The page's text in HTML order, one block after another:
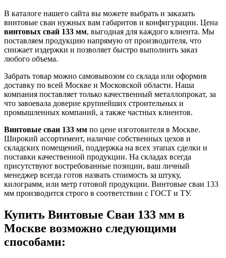
В каталоге нашего сайта вы можете выбрать и заказать
винтовые сваи нужных вам габаритов и конфигурации. Цена
винтовых свай 133 мм, выгодная для каждого клиента. Мы
поставляем продукцию напрямую от производителя, что
снижает издержки и позволяет быстро выполнить заказ
любого объема.
Забрать товар можно самовывозом со склада или оформив
доставку по всей Москве и Московской области. Наша
компания поставляет только качественный металлопрокат, за
что завоевала доверие крупнейших строительных и
промышленных компаний, а также частных клиентов.
Винтовые сваи 133 мм по цене изготовителя в Москве.
Широкий ассортимент, наличие собственных цехов и
складских помещений, поддержка на всех этапах сделки и
поставки качественной продукции. На складах всегда
присутствуют востребованные позиции, ваш личный
менеджер всегда готов назвать стоимость за штуку,
килограмм, или метр готовой продукции. Винтовые сваи 133
мм производится строго в соответствии с ГОСТ и ТУ.
Купить Винтовые Сваи 133 мм в
Москве возможно следующими
способами: